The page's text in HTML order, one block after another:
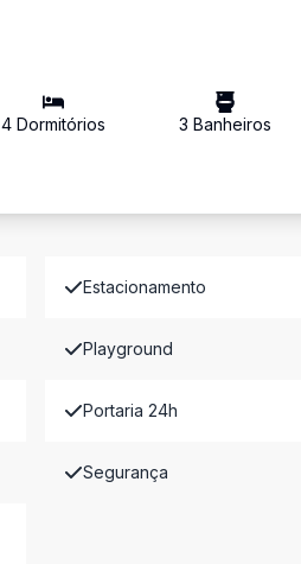
4Dormitórios 3 Banheiros
Estacionamento
Playground
Portaria 24h
Segurança